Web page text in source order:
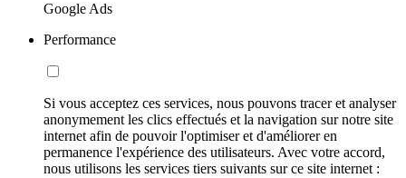
Google Ads
Performance
Si vous acceptez ces services, nous pouvons tracer et analyser
anonymement les clics effectués et la navigation sur notre site
internet afin de pouvoir l'optimiser et d'améliorer en
permanence l'expérience des utilisateurs. Avec votre accord,
nous utilisons les services tiers suivants sur ce site internet :